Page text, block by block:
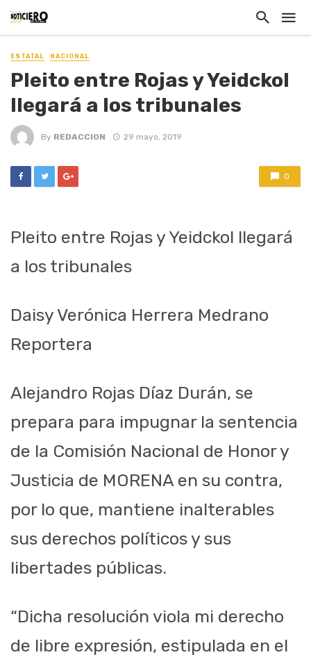
ESTATAL NACIONAL
Pleito entre Rojas y Yeidckol
llegará a los tribunales
By REDACCION 29 mayo, 2019
0
Pleito entre Rojas y Yeidckol llegará
a los tribunales
Daisy Verónica Herrera Medrano
Reportera
Alejandro Rojas Díaz Durán, se
prepara para impugnar la sentencia
de la Comisión Nacional de Honor y
Justicia de MORENA en su contra,
por lo que, mantiene inalterables
sus derechos políticos y sus
libertades públicas.
“Dicha resolución viola mi derecho
de libre expresión, estipulada en el